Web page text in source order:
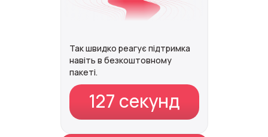
Так швидко реагує підтримка
навіть в безкоштовному
пакеті.
127 секунд